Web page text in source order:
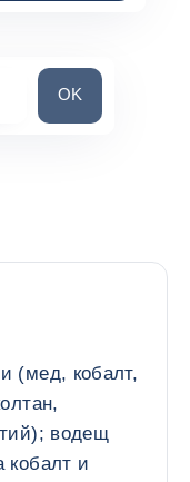
Търсене на
OK
(мед, кобалт,
водещ
кобалт и